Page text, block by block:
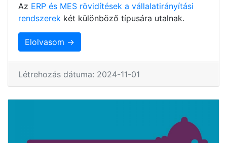
Az ERP és MES rövidítések a vállalatirányítási
rendszerek két különböző típusára utalnak.
Elolvasom →
Létrehozás dátuma: 2024-11-01